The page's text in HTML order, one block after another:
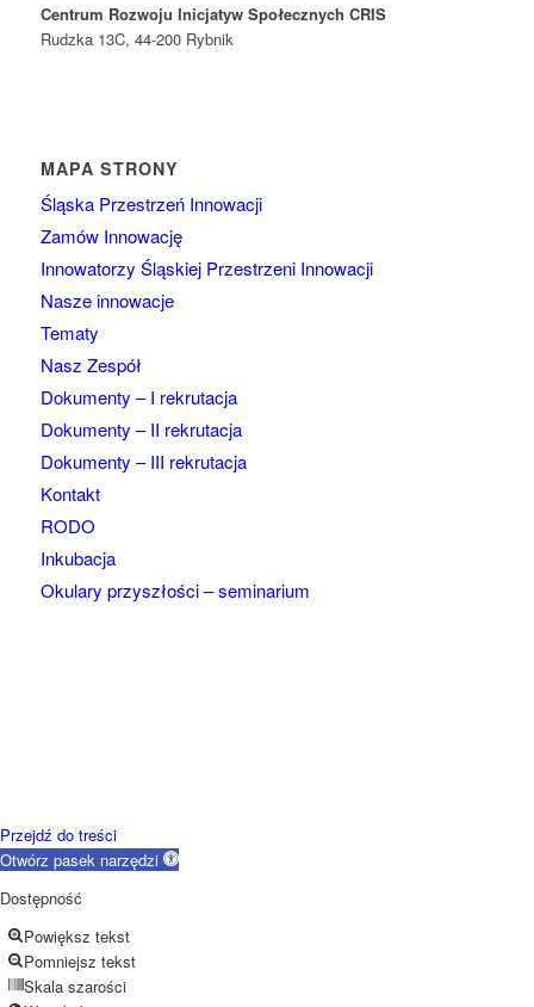
Centrum Rozwoju Inicjatyw Społecznych CRIS
Rudzka 13C, 44-200 Rybnik
MAPA STRONY
Śląska Przestrzeń Innowacji
Zamów Innowację
Innowatorzy Śląskiej Przestrzeni Innowacji
Nasze innowacje
Tematy
Nasz Zespół
Dokumenty – I rekrutacja
Dokumenty – II rekrutacja
Dokumenty – III rekrutacja
Kontakt
RODO
Inkubacja
Okulary przyszłości – seminarium
Przejdź do treści
Otwórz pasek narzędzi
Dostępność
Powiększ tekst
Pomniejsz tekst
Skala szarości